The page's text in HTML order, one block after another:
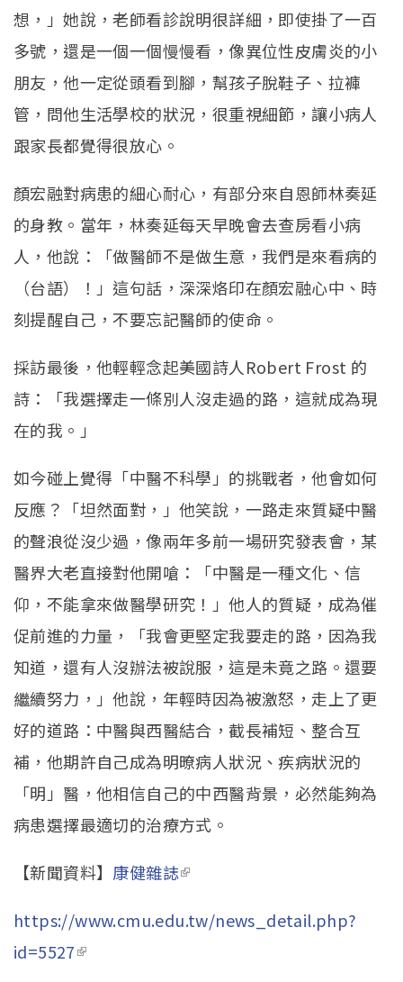
想，」她說，老師看診說明很詳細，即使掛了一百
多號，還是一個一個慢慢看，像異位性皮膚炎的小
朋友，他一定從頭看到腳，幫孩子脫鞋子、拉褲
管，問他生活學校的狀況，很重視細節，讓小病人
跟家長都覺得很放心。
顏宏融對病患的細心耐心，有部分來自恩師林奏延
的身教。當年，林奏延每天早晚會去查房看小病
人，他說：「做醫師不是做生意，我們是來看病的
（台語）！」這句話，深深烙印在顏宏融心中、時
刻提醒自己，不要忘記醫師的使命。
採訪最後，他輕輕念起美國詩人Robert Frost 的
詩：「我選擇走一條別人沒走過的路，這就成為現
在的我。」
如今碰上覺得「中醫不科學」的挑戰者，他會如何
反應？「坦然面對，」他笑說，一路走來質疑中醫
的聲浪從沒少過，像兩年多前一場研究發表會，某
醫界大老直接對他開嗆：「中醫是一種文化、信
仰，不能拿來做醫學研究！」他人的質疑，成為催
促前進的力量，「我會更堅定我要走的路，因為我
知道，還有人沒辦法被說服，這是未竟之路。還要
繼續努力，」他說，年輕時因為被激怒，走上了更
好的道路：中醫與西醫結合，截長補短、整合互
補，他期許自己成為明暸病人狀況、疾病狀況的
「明」醫，他相信自己的中西醫背景，必然能夠為
病患選擇最適切的治療方式。
【新聞資料】 康健雜誌(link is external)
https://www.cmu.edu.tw/news_detail.php?
id=5527(link is external)